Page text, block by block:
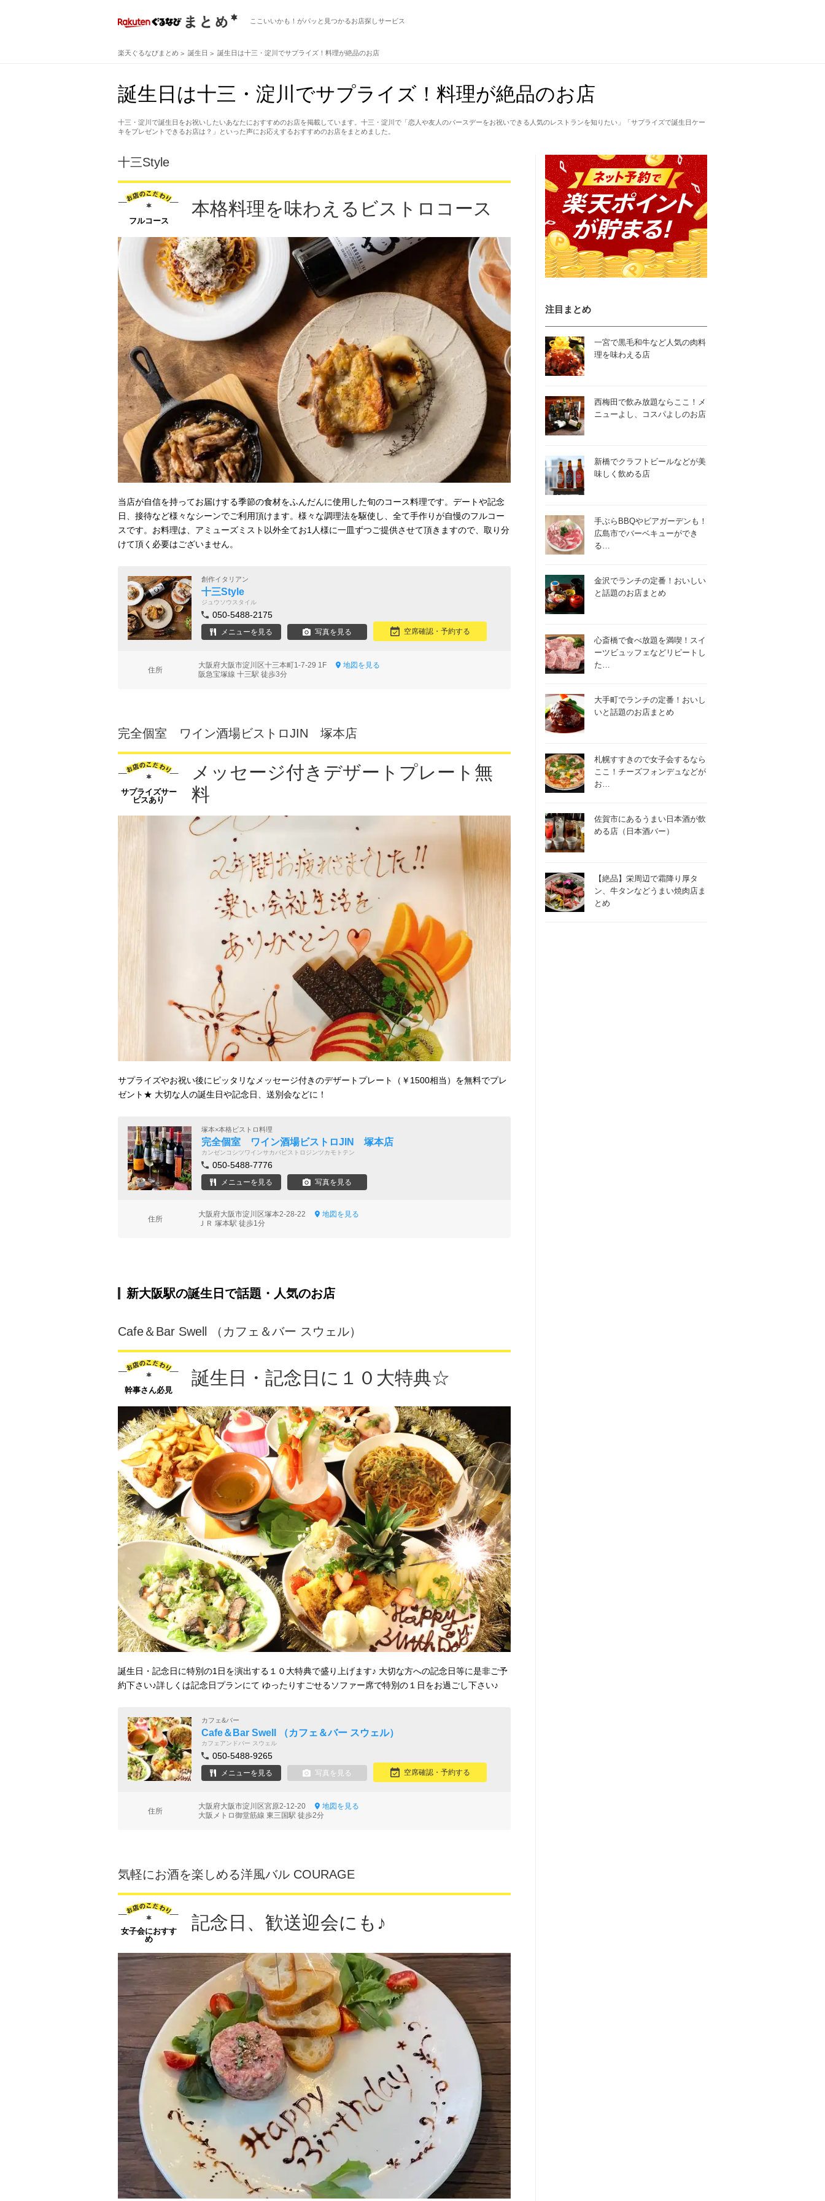
ここいいかも！がパッと見つかるお店探しサービス
楽天ぐるなびまとめ 誕生日 誕生日は十三・淀川でサプライズ！料理が絶品のお店
誕生日は十三・淀川でサプライズ！料理が絶品のお店
十三・淀川で誕生日をお祝いしたいあなたにおすすめのお店を掲載しています。十三・淀川で「恋人や友人のバースデーをお祝いできる人気のレストランを知りたい」「サプライズで誕生日ケー
キをプレゼントできるお店は？」といった声にお応えするおすすめのお店をまとめました。
十三Style
フルコース
本格料理を味わえるビストロコース
当店が自信を持ってお届けする季節の食材をふんだんに使用した旬のコース料理です。デートや記念
日、接待など様々なシーンでご利用頂けます。様々な調理法を駆使し、全て手作りが自慢のフルコー
スです。お料理は、アミューズミスト以外全てお1人様に一皿ずつご提供させて頂きますので、取り分
けて頂く必要はございません。
創作イタリアン
十三Style
ジュウソウスタイル
050-5488-2175
メニューを見る 写真を見る 空席確認・予約する
住所
大阪府大阪市淀川区十三本町1-7-29 1F
地図を見る
阪急宝塚線 十三駅 徒歩3分
完全個室 ワイン酒場ビストロJIN 塚本店
サプライズサー
ビスあり
メッセージ付きデザートプレート無
料
サプライズやお祝い後にピッタリなメッセージ付きのデザートプレート（￥1500相当）を無料でプレ
ゼント★ 大切な人の誕生日や記念日、送別会などに！
塚本×本格ビストロ料理
完全個室 ワイン酒場ビストロJIN 塚本店
カンゼンコシツワインサカバビストロジンツカモトテン
050-5488-7776
メニューを見る 写真を見る
住所
大阪府大阪市淀川区塚本2-28-22
地図を見る
ＪＲ 塚本駅 徒歩1分
新大阪駅の誕生日で話題・人気のお店
Cafe＆Bar Swell （カフェ＆バー スウェル）
幹事さん必見
誕生日・記念日に１０大特典☆
誕生日・記念日に特別の1日を演出する１０大特典で盛り上げます♪ 大切な方への記念日等に是非ご予
約下さい♪詳しくは記念日プランにて ゆったりすごせるソファー席で特別の１日をお過ごし下さい♪
カフェ&バー
Cafe＆Bar Swell （カフェ＆バー スウェル）
カフェアンドバー スウェル
050-5488-9265
メニューを見る 写真を見る 空席確認・予約する
住所
大阪府大阪市淀川区宮原2-12-20
地図を見る
大阪メトロ御堂筋線 東三国駅 徒歩2分
気軽にお酒を楽しめる洋風バル COURAGE
女子会におすす
め
記念日、歓送迎会にも♪
注目まとめ
一宮で黒毛和牛など人気の肉料
理を味わえる店
西梅田で飲み放題ならここ！メ
ニューよし、コスパよしのお店
新橋でクラフトビールなどが美
味しく飲める店
手ぶらBBQやビアガーデンも！
広島市でバーベキューができ
る…
金沢でランチの定番！おいしい
と話題のお店まとめ
心斎橋で食べ放題を満喫！スイ
ーツビュッフェなどリピートし
た…
大手町でランチの定番！おいし
いと話題のお店まとめ
札幌すすきので女子会するなら
ここ！チーズフォンデュなどが
お…
佐賀市にあるうまい日本酒が飲
める店（日本酒バー）
【絶品】栄周辺で霜降り厚タ
ン、牛タンなどうまい焼肉店ま
とめ